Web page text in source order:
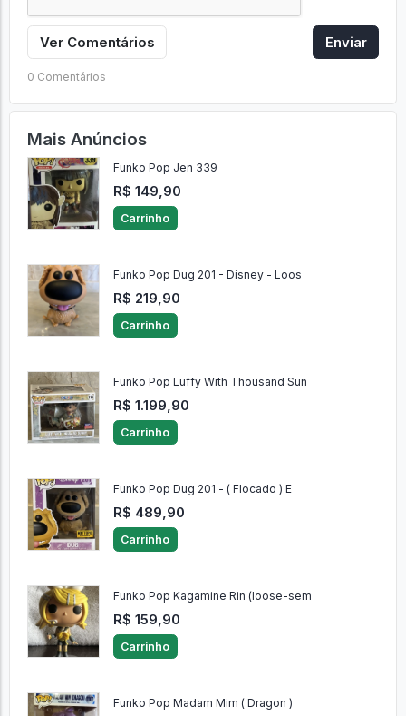
Ver Comentários Enviar
0 Comentários
Mais Anúncios
Funko Pop Jen 339
R$ 149,90
Carrinho
Funko Pop Dug 201 - Disney - Loos
R$ 219,90
Carrinho
Funko Pop Luffy With Thousand Sun
R$ 1.199,90
Carrinho
Funko Pop Dug 201 - ( Flocado ) E
R$ 489,90
Carrinho
Funko Pop Kagamine Rin (loose-sem
R$ 159,90
Carrinho
Funko Pop Madam Mim ( Dragon )